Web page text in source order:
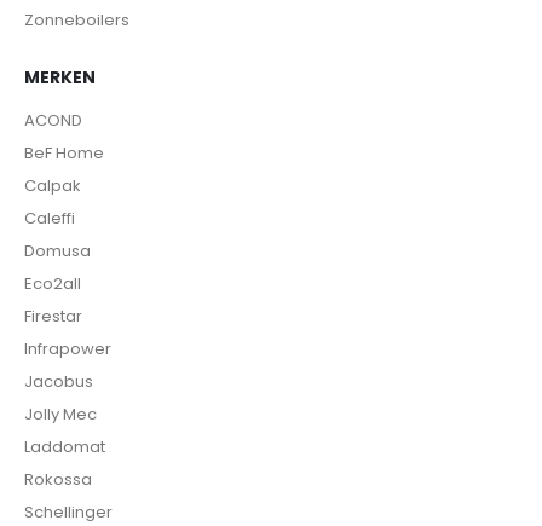
Zonneboilers
MERKEN
ACOND
BeF Home
Calpak
Caleffi
Domusa
Eco2all
Firestar
Infrapower
Jacobus
Jolly Mec
Laddomat
Rokossa
Schellinger